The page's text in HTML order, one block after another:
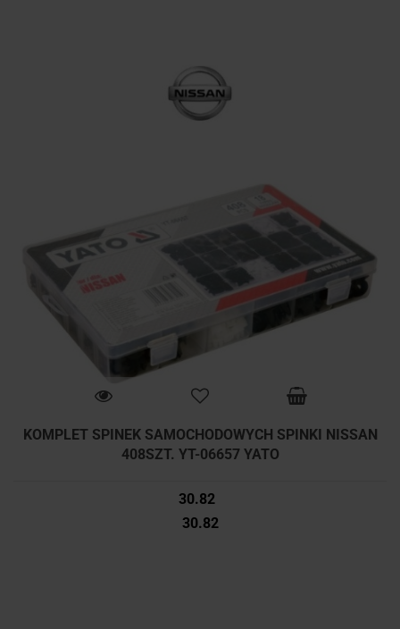
KOMPLET SPINEK SAMOCHODOWYCH SPINKI NISSAN
408SZT. YT-06657 YATO
30.82
30.82